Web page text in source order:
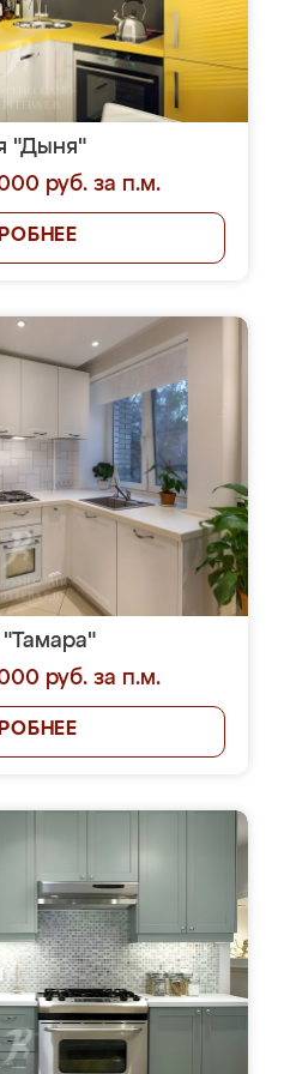
"Дыня"
руб. за п.м.
"Тамара"
руб. за п.м.